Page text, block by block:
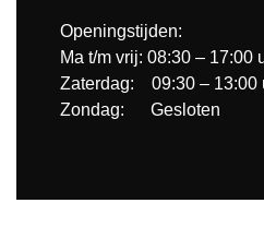
Openingstijden:
Ma t/m vrij: 08:30 – 17:00
Zaterdag: 09:30 – 13:00
Zondag: Gesloten